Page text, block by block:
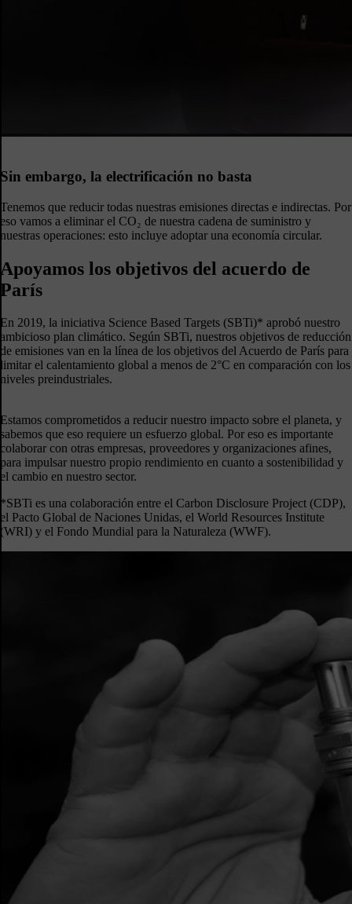
Sin embargo, la electrificación no basta
Tenemos que reducir todas nuestras emisiones directas e indirectas. Por
eso vamos a eliminar el CO₂ de nuestra cadena de suministro y
nuestras operaciones: esto incluye adoptar una economía circular.
Apoyamos los objetivos del acuerdo de
París
En 2019, la iniciativa Science Based Targets (SBTi)* aprobó nuestro
ambicioso plan climático. Según SBTi, nuestros objetivos de reducción
de emisiones van en la línea de los objetivos del Acuerdo de París para
limitar el calentamiento global a menos de 2°C en comparación con los
niveles preindustriales.
Estamos comprometidos a reducir nuestro impacto sobre el planeta, y
sabemos que eso requiere un esfuerzo global. Por eso es importante
colaborar con otras empresas, proveedores y organizaciones afines,
para impulsar nuestro propio rendimiento en cuanto a sostenibilidad y
el cambio en nuestro sector.
*SBTi es una colaboración entre el Carbon Disclosure Project (CDP),
el Pacto Global de Naciones Unidas, el World Resources Institute
(WRI) y el Fondo Mundial para la Naturaleza (WWF).